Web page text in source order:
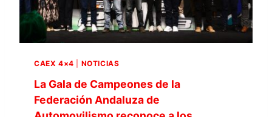
0
2
6
E
N
L
A
C
A
E
N
E
E
X
T
R
T
A
P
S
T
O
N
CAEX 4×4 NOTICIAS
La Gala de Campeones de la
Federación Andaluza de